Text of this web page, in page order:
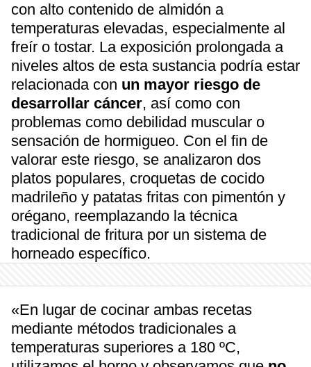
con alto contenido de almidón a
temperaturas elevadas, especialmente al
freír o tostar. La exposición prolongada a
niveles altos de esta sustancia podría estar
relacionada con un mayor riesgo de
desarrollar cáncer, así como con
problemas como debilidad muscular o
sensación de hormigueo. Con el fin de
valorar este riesgo, se analizaron dos
platos populares, croquetas de cocido
madrileño y patatas fritas con pimentón y
orégano, reemplazando la técnica
tradicional de fritura por un sistema de
horneado específico.
«En lugar de cocinar ambas recetas
mediante métodos tradicionales a
temperaturas superiores a 180 ºC,